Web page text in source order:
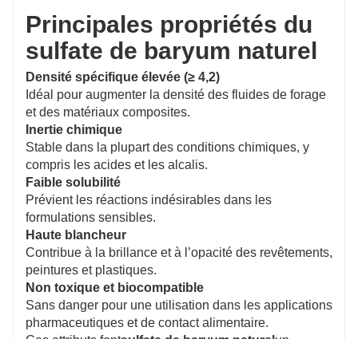
Principales propriétés du
sulfate de baryum naturel
Densité spécifique élevée (≥ 4,2)
Idéal pour augmenter la densité des fluides de forage
et des matériaux composites.
Inertie chimique
Stable dans la plupart des conditions chimiques, y
compris les acides et les alcalis.
Faible solubilité
Prévient les réactions indésirables dans les
formulations sensibles.
Haute blancheur
Contribue à la brillance et à l’opacité des revêtements,
peintures et plastiques.
Non toxique et biocompatible
Sans danger pour une utilisation dans les applications
pharmaceutiques et de contact alimentaire.